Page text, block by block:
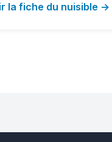
la fiche du nuisible →